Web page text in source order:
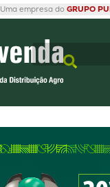
Uma empresa do GRUPO